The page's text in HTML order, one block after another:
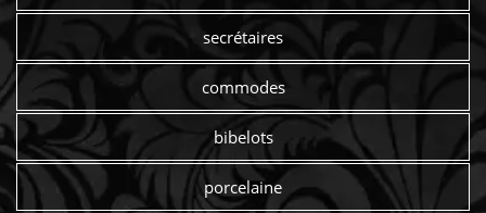
secrétaires
commodes
bibelots
porcelaine